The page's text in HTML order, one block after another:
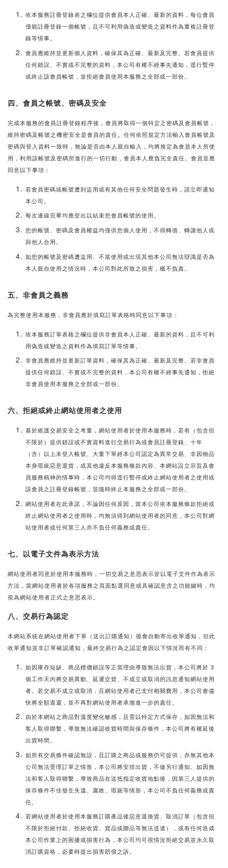
依本服務註冊登錄表之欄位提供會員本人正確、最新的資料，每位會員
僅能註冊登錄一個帳號，且不可利用偽造或變造之資料作為重複註冊登
錄等情事。
會員應維持並更新個人資料，確保其為正確、最新及完整。若會員提供
任何錯誤、不實或不完整的資料，本公司有權不經事先通知，逕行暫停
或終止該會員帳號，並拒絕會員使用本服務之全部或一部份。
四、會員之帳號、密碼及安全
完成本服務的會員註冊登錄程序後，會員將取得一個特定之密碼及會員帳號，
維持密碼及帳號之機密安全是會員的責任。任何依照規定方法輸入會員帳號及
密碼與登入資料一致時，無論是否由本人親自輸入，均將推定為會員本人所使
用，利用該帳號及密碼所進行的一切行動，會員本人應負完全責任。會員並應
同意以下事項：
若會員密碼或帳號遭到盜用或有其他任何安全問題發生時，請立即通知
本公司。
每次連線完畢均應登出以結束您會員帳號的使用。
您的帳號、密碼及會員權益均僅供您個人使用，不得轉借、轉讓他人或
與他人合用。
如您的帳號及密碼遭盜用、不當使用或出現其他本公司無法辯識是否為
本人親自使用之情況時，本公司對此所致之損害，概不負責。
五、非會員之義務
為完整使用本服務，非會員應於填寫訂單表格時同意以下事項：
依本服務訂單表格之欄位提供非會員本人正確、最新的資料，且不可利
用偽造或變造之資料作為填寫訂單等情事。
非會員應維持並更新訂單資料，確保其為正確、最新及完整。若非會員
提供任何錯誤、不實或不完整的資料，本公司有權不經事先通知，拒絕
非會員使用本服務之全部或一部份。
六、拒絕或終止網站使用者之使用
基於維護交易安全之考量，網站使用者於使用本服務時，若有（包含但
不限於）提供錯誤或不實資料進行交易行為或會員註冊登錄、十年
（含）以上未登入帳號、大量下單經本公司認定為異常交易、非因物品
本身瑕疵惡意退貨，或其他違反本服務條款內容、本網站設立宗旨及會
員服務精神的情事時，本公司均得逕行暫停或終止網站使用者之使用或
該會員之註冊登錄帳號，並隨時終止本服務之全部或一部份。
網站使用者在此承諾，不論因任何原因，當本公司依本服務條款拒絕或
終止網站使用者之使用時，均無須得到網站使用者的同意，本公司對網
站使用者或任何第三人亦不負任何義務或責任。
七、以電子文件為表示方法
網站使用者同意於使用本服務時，一切交易之意思表示皆以電子文件作為表示
方法，當網站使用者於各項服務之頁面點選同意或具確認意含之功能鍵時，均
視為網站使用者正式之意思表示。
八、交易行為認定
本網站系統在網站使用者下單（送出訂購通知）後會自動寄出收單通知，但此
收單通知並非訂單確認通知 ，最終交易行為之認定會因以下情況而有不同：
如因庫存短缺、商品標價錯誤等正當理由導致無法出貨，本公司將於 3
個工作天內將交易異動、延遲交貨、不成立或取消的訊息通知網站使用
者。若交易不成立或取消，且網站使用者已支付相關費用，本公司會儘
快將全額退還，並不再對網站使用者承擔進一步的責任。
由於本網站之商品對溫度變化敏感，且需以特定方式保存，如因無法和
客人取得聯繫，導致無法確認收貨時間與保存條件，本公司將有權延後
出貨時間。
如所有交易條件確認無誤，且訂購之商品或服務仍可提供，亦無其他本
公司無法受理訂單之情形，本公司將安排出貨，不做另行通知。如因無
法和客人取得聯繫，導致商品在送抵指定收貨地點後， 因第三人提供的
保存條件不佳發生失溫、腐敗、瑕疵等情形 ，本公司不負任何義務或責
任。
若網站使用者於使用本服務訂購產品後惡意退換貨、取消訂單（包含但
不限於拒絕付款、拒絕收貨、貨品或贈品等無法送達），或有任何造成
本公司作業上的困擾或損害行為，本公司均可視情況拒絕交易並永久取
消訂購資格，必要時提出損害賠償之訴。